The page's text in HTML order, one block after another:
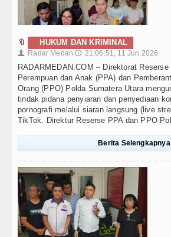
🔖 HUKUM DAN KRIMINAL
👤 Radar Medan 🕔 21:06:51, 11 Jun 2026
RADARMEDAN.COM – Direktorat Reserse
Perempuan dan Anak (PPA) dan
Orang (PPO) Polda Sumatera Utara
tindak pidana penyiaran dan penyediaan
pornografi melalui siaran langsung (live
TikTok. Direktur Reserse PPA dan PPO
Berita Selengkapnya